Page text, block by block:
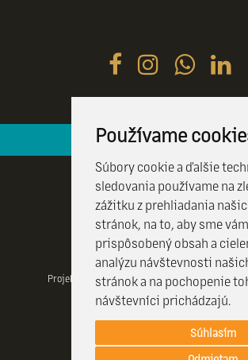
Používame
Súbory cookie a ďalšie
sledovania používame na
zážitku z prehliadania
stránok, na to, aby sme
prispôsobený obsah a
analýzu návštevnosti
stránok a na pochopenie
návštevníci prichádzajú.
Súhlasím
Hotelová recepcia je k vašim
Projekt realizovany vďaka Visit Kosice a
financovany programom COSME EÚ.
Created by Efektivny